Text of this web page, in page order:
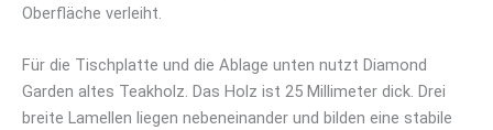
Oberfläche verleiht.
Für die Tischplatte und die Ablage unten nutzt Diamond
Garden altes Teakholz. Das Holz ist 25 Millimeter dick. Drei
breite Lamellen liegen nebeneinander und bilden eine stabile